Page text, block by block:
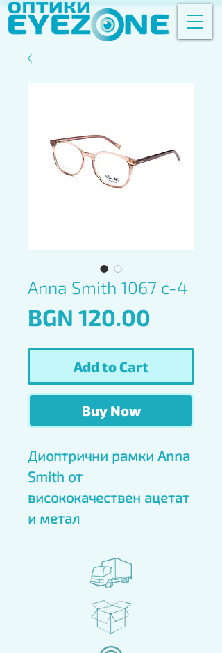
Anna Smith 1067 c-4
BGN 120.00
Add to Cart
Buy Now
Диоптрични рамки Anna
Smith от
висококачествен ацетат
и метал